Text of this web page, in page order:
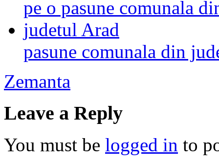
pasune comunala din
Zemanta
Leave a Reply
You must be logged in to